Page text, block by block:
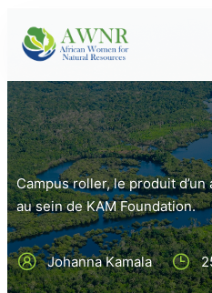
Campus roller, le produit
au sein de KAM Foundation.
Johanna Kamala